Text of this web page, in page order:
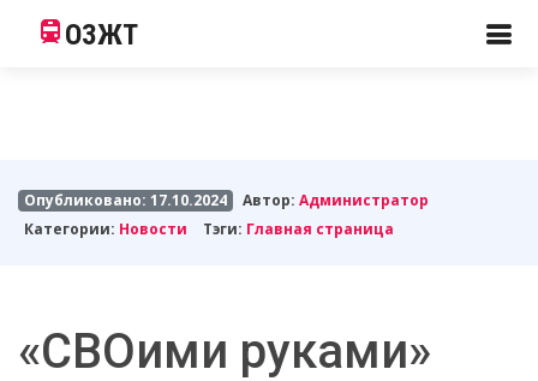
ОЗЖТ
Опубликовано: 17.10.2024 Автор:Администратор
Категории: Новости Тэги: Главная страница
«СВОими руками»